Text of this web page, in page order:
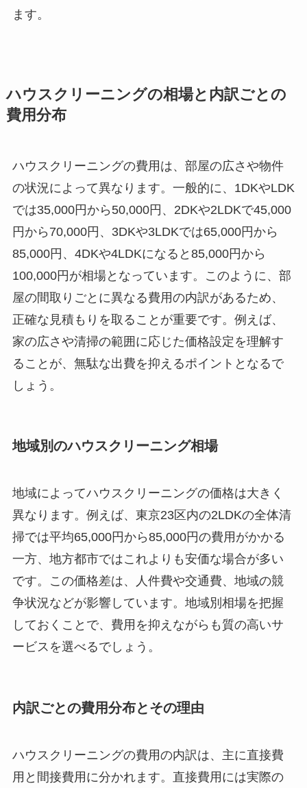
ます。
ハウスクリーニングの相場と内訳ごとの
費用分布
ハウスクリーニングの費用は、部屋の広さや物件
の状況によって異なります。一般的に、1DKやLDK
では35,000円から50,000円、2DKや2LDKで45,000
円から70,000円、3DKや3LDKでは65,000円から
85,000円、4DKや4LDKになると85,000円から
100,000円が相場となっています。このように、部
屋の間取りごとに異なる費用の内訳があるため、
正確な見積もりを取ることが重要です。例えば、
家の広さや清掃の範囲に応じた価格設定を理解す
ることが、無駄な出費を抑えるポイントとなるで
しょう。
地域別のハウスクリーニング相場
地域によってハウスクリーニングの価格は大きく
異なります。例えば、東京23区内の2LDKの全体清
掃では平均65,000円から85,000円の費用がかかる
一方、地方都市ではこれよりも安価な場合が多い
です。この価格差は、人件費や交通費、地域の競
争状況などが影響しています。地域別相場を把握
しておくことで、費用を抑えながらも質の高いサ
ービスを選べるでしょう。
内訳ごとの費用分布とその理由
ハウスクリーニングの費用の内訳は、主に直接費
用と間接費用に分かれます。直接費用には実際の